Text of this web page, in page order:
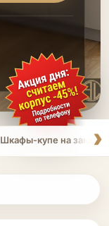
Шкафы-купе на заказ